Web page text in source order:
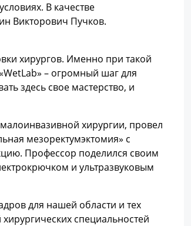
В качестве
Викторович Пучков.
хирургов. Именно при такой
– огромный шаг для
здесь свое мастерство, и
хирургии, провел
мезоректумэктомия» с
Профессор поделился своим
и ультразвуковым
для нашей области и тех
специальностей